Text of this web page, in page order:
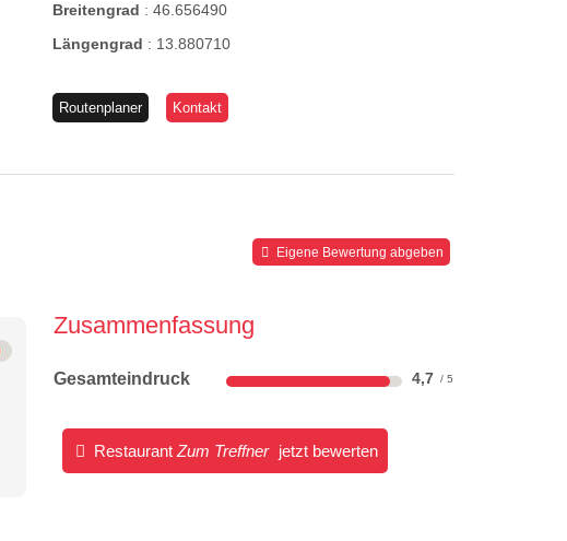
Breitengrad :46.656490
Längengrad : 13.880710
Routenplaner Kontakt
Eigene Bewertung abgeben
Zusammenfassung
Gesamteindruck 4,7
RestaurantZum Treffner jetzt bewerten